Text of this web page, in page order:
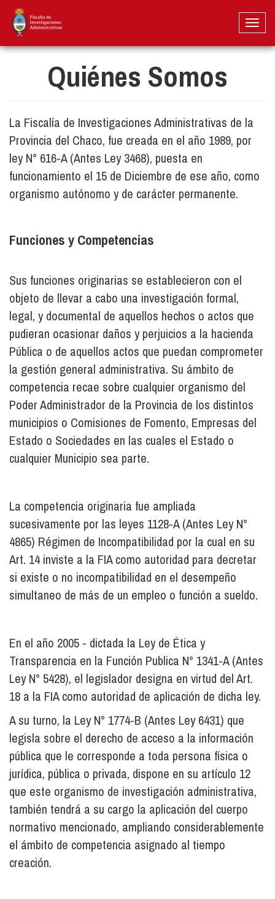
Pasar
contenido
Quiénes Somos
La Fiscalía de Investigaciones Administrativas de la
Provincia del Chaco, fue creada en el año 1989, por
ley N° 616-A (Antes Ley 3468), puesta en
funcionamiento el 15 de Diciembre de ese año, como
organismo autónomo y de carácter permanente.
Funciones y Competencias
Sus funciones originarias se establecieron con el
objeto de llevar a cabo una investigación formal,
legal, y documental de aquellos hechos o actos que
pudieran ocasionar daños y perjuicios a la hacienda
Pública o de aquellos actos que puedan comprometer
la gestión general administrativa. Su ámbito de
competencia recae sobre cualquier organismo del
Poder Administrador de la Provincia de los distintos
municipios o Comisiones de Fomento, Empresas del
Estado o Sociedades en las cuales el Estado o
cualquier Municipio sea parte.
La competencia originaria fue ampliada
sucesivamente por las leyes 1128-A (Antes Ley N°
4865) Régimen de Incompatibilidad por la cual en su
Art. 14 inviste a la FIA como autoridad para decretar
si existe o no incompatibilidad en el desempeño
simultaneo de más de un empleo o función a sueldo.
En el año 2005 - dictada la Ley de Ética y
Transparencia en la Función Publica N° 1341-A (Antes
Ley N° 5428), el legislador designa en virtud del Art.
18 a la FIA como autoridad de aplicación de dicha ley.
A su turno, la Ley N° 1774-B (Antes Ley 6431) que
legisla sobre el derecho de acceso a la información
pública que le corresponde a toda persona física o
jurídica, pública o privada, dispone en su artículo 12
que este organismo de investigación administrativa,
también tendrá a su cargo la aplicación del cuerpo
normativo mencionado, ampliando considerablemente
el ámbito de competencia asignado al tiempo
creación.